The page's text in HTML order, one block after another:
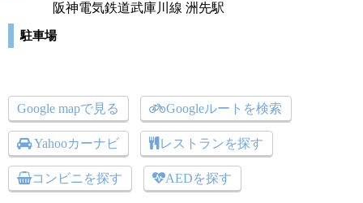
阪神電気鉄道武庫川線 洲先駅
駐車場
Google mapで見る Googleルートを検索
Yahooカーナビ レストランを探す
コンビニを探す AEDを探す